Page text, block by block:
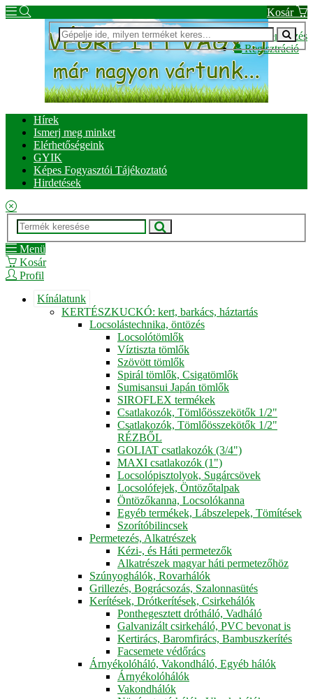
Kosár
Bejelentkezés
Regisztráció
Hírek
Ismerj meg minket
Elérhetőségeink
GYIK
Képes Fogyasztói Tájékoztató
Hirdetések
Menü
Kosár
Profil
Kínálatunk
KERTÉSZKUCKÓ: kert, barkács, háztartás
Locsolástechnika, öntözés
Locsolótömlők
Víztiszta tömlők
Szövött tömlők
Spirál tömlők, Csigatömlők
Sumisansui Japán tömlők
SIROFLEX termékek
Csatlakozók, Tömlőösszekötők 1/2"
Csatlakozók, Tömlőösszekötők 1/2"
RÉZBŐL
GOLIAT csatlakozók (3/4")
MAXI csatlakozók (1")
Locsolópisztolyok, Sugárcsövek
Locsolófejek, Öntözőtalpak
Öntözőkanna, Locsolókanna
Egyéb termékek, Lábszelepek, Tömítések
Szorítóbilincsek
Permetezés, Alkatrészek
Kézi-, és Háti permetezők
Alkatrészek magyar háti permetezőhöz
Szúnyoghálók, Rovarhálók
Grillezés, Bográcsozás, Szalonnasütés
Kerítések, Drótkerítések, Csirkehálók
Ponthegesztett drótháló, Vadháló
Galvanizált csirkeháló, PVC bevonat is
Kertirács, Baromfirács, Bambuszkerítés
Facsemete védőrács
Árnyékolóháló, Vakondháló, Egyéb hálók
Árnyékolóhálók
Vakondhálók